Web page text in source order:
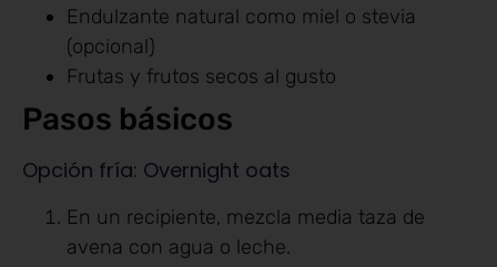
Endulzante natural como miel o stevia
(opcional)
Frutas y frutos secos al gusto
Pasos básicos
Opción fría: Overnight oats
En un recipiente, mezcla media taza de
avena con agua o leche.